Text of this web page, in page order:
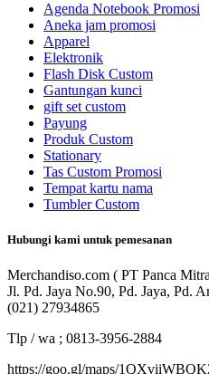
Agenda Notebook Promosi
Aneka jam promosi
Apparel
Elektronik
Flash Disk Custom
Gantungan kunci
gift set custom
Payung
Produk Custom
Stationary
Tas Custom Promosi
Tempat kartu nama
Tumbler Custom
Hubungi kami untuk pemesanan
Merchandiso.com ( PT Panca
Jl. Pd. Jaya No.90, Pd. Jaya, Pd.
(021) 27934865
Tlp / wa ; 0813-3956-2884
https://goo.gl/maps/